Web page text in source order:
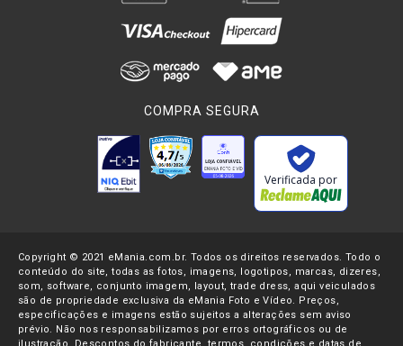
COMPRA SEGURA
Verificada por
Copyright © 2021 eMania.com.br. Todos os direitos reservados. Todo o
conteúdo do site, todas as fotos, imagens, logotipos, marcas, dizeres,
som, software, conjunto imagem, layout, trade dress, aqui veiculados
são de propriedade exclusiva da eMania Foto e Vídeo. Preços,
especificações e imagens estão sujeitos a alterações sem aviso
prévio. Não nos responsabilizamos por erros ortográficos ou de